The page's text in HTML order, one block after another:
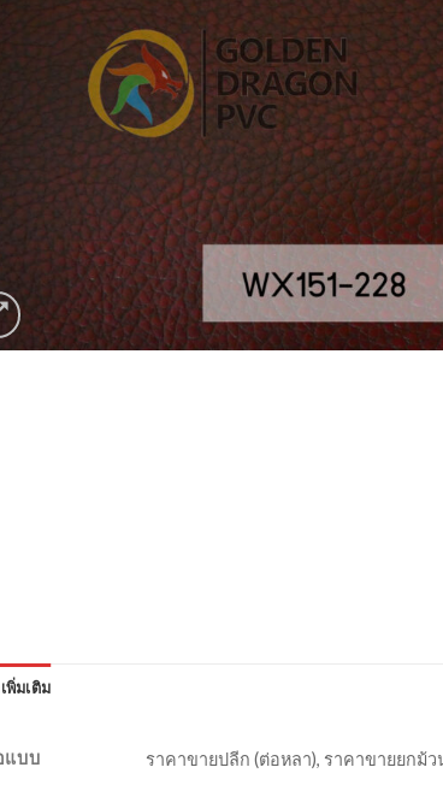
พิ่มเติม
แบบ ราคาขายปลีก (ต่อหลา), ราคาขายยกม้ว